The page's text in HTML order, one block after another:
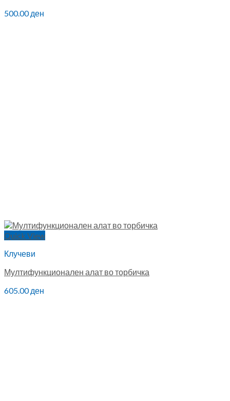
500.00ден
Quick View
Клучеви
Мултифункционален алат во торбичка
605.00ден